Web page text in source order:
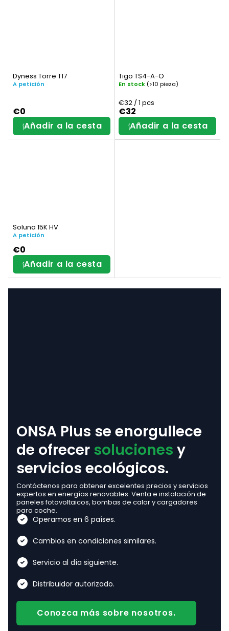
Dyness Torre T17
A petición
€0
Añadir a la cesta
Tigo TS4-A-O
En stock (>10 pieza)
€32
Precio
de
la
medida:
€32 / 1 pcs
Añadir a la cesta
Soluna 15K HV
A petición
€0
Añadir a la cesta
ONSA Plus se enorgullece
de ofrecer soluciones y
servicios ecológicos.
Contáctenos para obtener excelentes precios y servicios
expertos en energías renovables. Venta e instalación de
paneles fotovoltaicos, bombas de calor y cargadores
para coche.
Operamos en 6 países.
Cambios en condiciones similares.
Servicio al día siguiente.
Distribuidor autorizado.
Conozca más sobre nosotros.